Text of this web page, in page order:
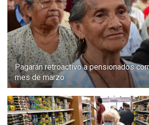
Pagarán retroactivo a pensionados
mes de marzo